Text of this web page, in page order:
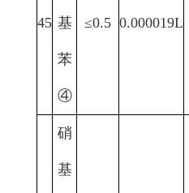
45 基
苯
④
≤0.5 0.000019L
硝
基